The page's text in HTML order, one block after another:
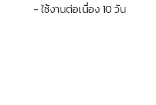
- ใช้งานต่อเนื่อง 10 วัน